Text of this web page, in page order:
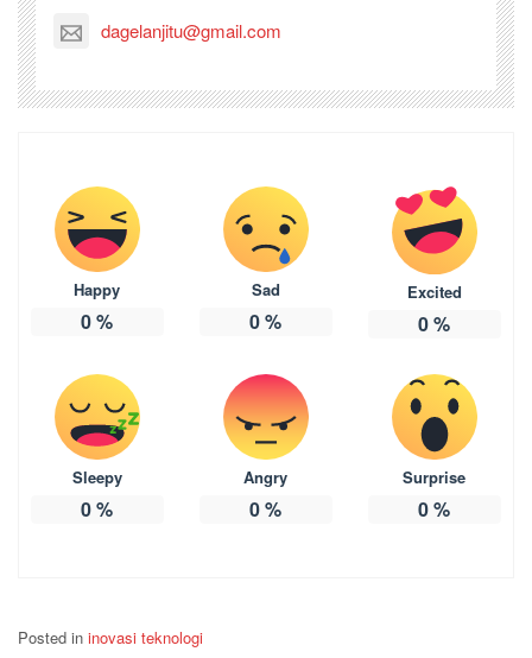
dagelanjitu@gmail.com
Happy
0%
Sad
0%
Excited
0%
Sleepy
0%
Angry
0%
Surprise
0%
Posted in inovasi teknologi